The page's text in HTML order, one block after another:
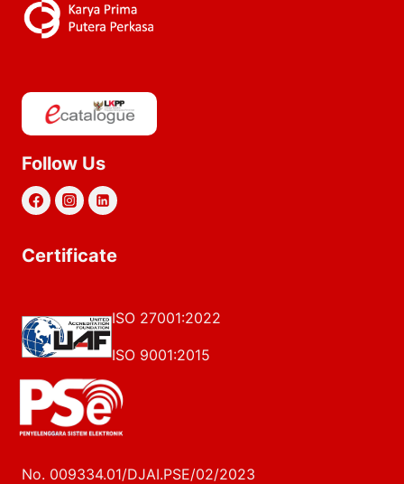
Follow Us
Certificate
ISO 27001:2022
ISO 9001:2015
No. 009334.01/DJAI.PSE/02/2023